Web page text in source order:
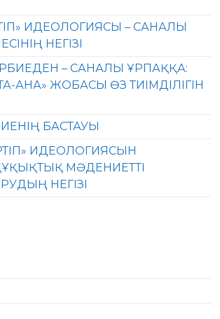
ИДЕОЛОГИЯСЫ – САНАЛЫ
НЕГІЗІ
– САНАЛЫ ҰРПАҚҚА:
АНА» ЖОБАСЫ ӨЗ ТИІМДІЛІГІН
БАСТАУЫ
ИДЕОЛОГИЯСЫН
ҚҰҚЫҚТЫҚ МӘДЕНИЕТТІ
НЕГІЗІ